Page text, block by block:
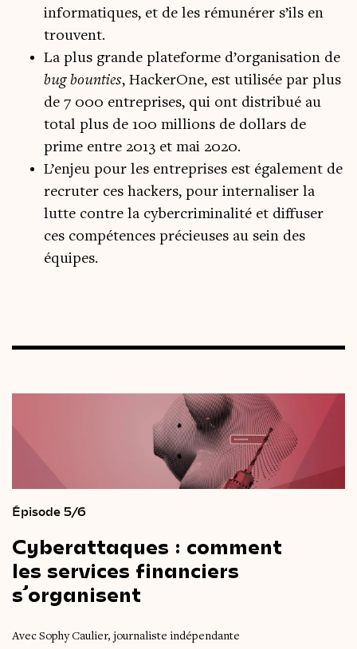
informatiques, et de les rémunérer s’ils en
trouvent.
La plus grande plateforme d’organisation de
bug bounties, HackerOne, est utilisée par plus
de 7 000 entreprises, qui ont distribué au
total plus de 100 millions de dollars de
prime entre 2013 et mai 2020.
L’enjeu pour les entreprises est également de
recruter ces hackers, pour internaliser la
lutte contre la cybercriminalité et diffuser
ces compétences précieuses au sein des
équipes.
Épisode 5/6
Cyberattaques : comment
les services financiers
s’organisent
Avec Sophy Caulier, journaliste indépendante